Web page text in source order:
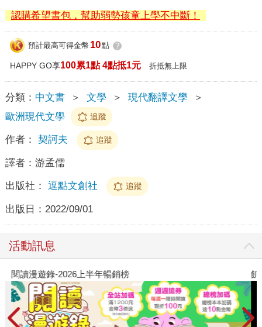
認購希望書包，幫助弱勢孩童上學不中斷！
預計最高可得金幣 10點 ?
HAPPY GO享100累1點 4點抵1元 折抵無上限
分類： 中文書 ＞ 文學 ＞ 現代翻譯文學
＞
歐洲現代文學
追蹤
作者： 契訶夫 追蹤
譯者： 游孟儒
出版社： 逗點文創社 追蹤
出版日： 2022/09/01
活動訊息
閱讀漫遊錄-2026上半年暢銷榜 飢